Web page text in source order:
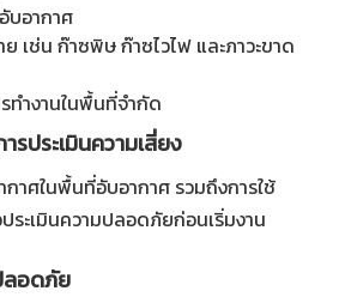
อากาศ
เช่น ก๊าซพิษ ก๊าซไวไฟ และภาวะขาด
ทำงานในพื้นที่จำกัด
รประเมินความเสี่ยง
กาศในพื้นที่อับอากาศ รวมถึงการใช้
ระเมินความปลอดภัยก่อนเริ่มงาน
ลอดภัย